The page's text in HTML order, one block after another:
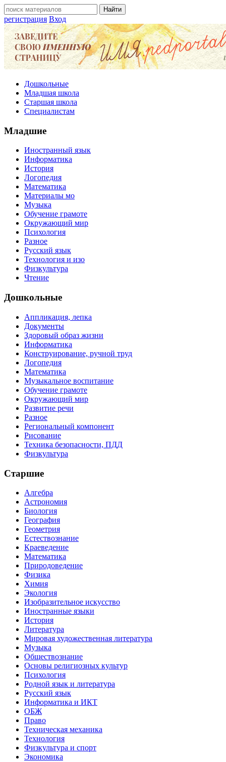
регистрация Вход
Дошкольные
Младшая школа
Старшая школа
Специалистам
Младшие
Иностранный язык
Информатика
История
Логопедия
Математика
Материалы мо
Музыка
Обучение грамоте
Окружающий мир
Психология
Разное
Русский язык
Технология и изо
Физкультура
Чтение
Дошкольные
Аппликация, лепка
Документы
Здоровый образ жизни
Информатика
Конструирование, ручной труд
Логопедия
Математика
Музыкальное воспитание
Обучение грамоте
Окружающий мир
Развитие речи
Разное
Региональный компонент
Рисование
Техника безопасности, ПДД
Физкультура
Старшие
Алгебра
Астрономия
Биология
География
Геометрия
Естествознание
Краеведение
Математика
Природоведение
Физика
Химия
Экология
Изобразительное искусство
Иностранные языки
История
Литература
Мировая художественная литература
Музыка
Обществознание
Основы религиозных культур
Психология
Родной язык и литература
Русский язык
Информатика и ИКТ
ОБЖ
Право
Техническая механика
Технология
Физкультура и спорт
Экономика